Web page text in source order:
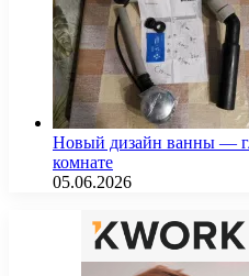
Новый дизайн ванны —
комнате
05.06.2026